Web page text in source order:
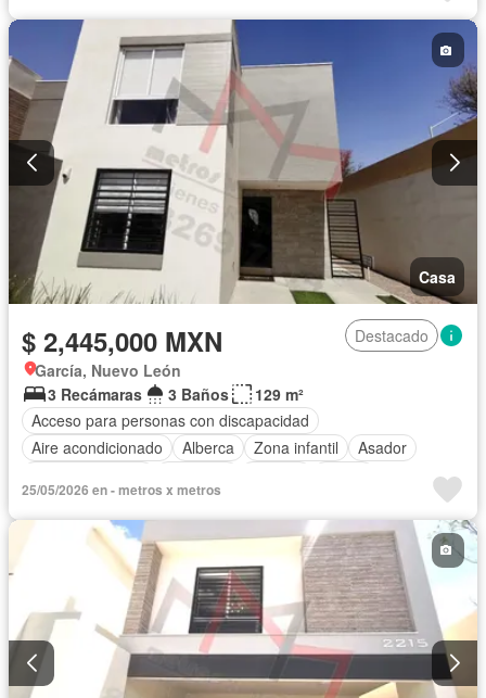
Casa
$ 2,445,000 MXN
Destacado
García, Nuevo León
3 Recámaras
3 Baños
129 m²
Acceso para personas con discapacidad
Aire acondicionado
Alberca Zona infantil
Asador
Seguridad
Televisión por cable
25/05/2026 en - metros x metros